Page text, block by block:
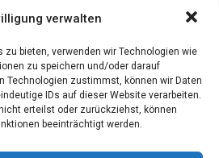
verwalten
zu bieten, verwenden wir Technologien wie
zu speichern und/oder darauf
Technologien zustimmst, können wir Daten
IDs auf dieser Website verarbeiten.
erteilst oder zurückziehst, können
beeinträchtigt werden.
und Gefahr für
Sicher­heit: Poli­zei
Feu­er­werks­la­ger